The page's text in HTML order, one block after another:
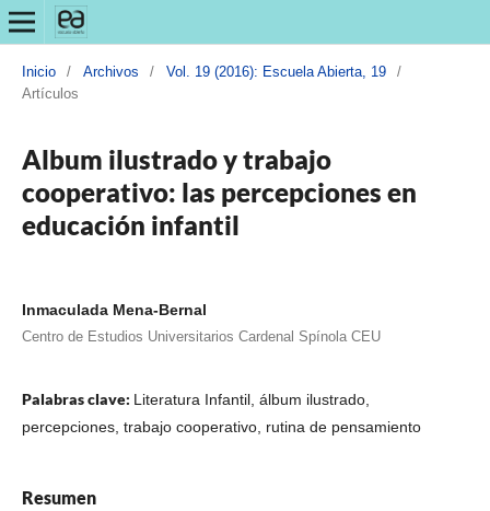
Inicio / Archivos / Vol. 19 (2016): Escuela Abierta, 19
/
Artículos
Album ilustrado y trabajo
cooperativo: las percepciones en
educación infantil
Inmaculada Mena-Bernal
Centro de Estudios Universitarios Cardenal Spínola CEU
Palabras clave: Literatura Infantil, álbum ilustrado,
percepciones, trabajo cooperativo, rutina de pensamiento
Resumen